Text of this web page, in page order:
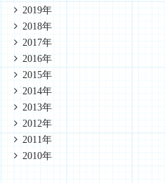
2019年
2018年
2017年
2016年
2015年
2014年
2013年
2012年
2011年
2010年